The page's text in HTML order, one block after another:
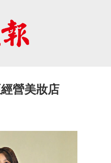
營美妝店